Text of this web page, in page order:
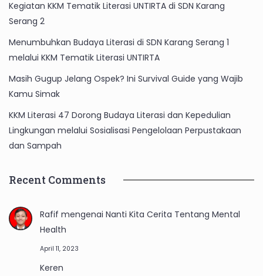
Kegiatan KKM Tematik Literasi UNTIRTA di SDN Karang
Serang 2
Menumbuhkan Budaya Literasi di SDN Karang Serang 1
melalui KKM Tematik Literasi UNTIRTA
Masih Gugup Jelang Ospek? Ini Survival Guide yang Wajib
Kamu Simak
KKM Literasi 47 Dorong Budaya Literasi dan Kepedulian
Lingkungan melalui Sosialisasi Pengelolaan Perpustakaan
dan Sampah
Recent Comments
Rafif mengenai Nanti Kita Cerita Tentang Mental
Health
April 11, 2023
Keren